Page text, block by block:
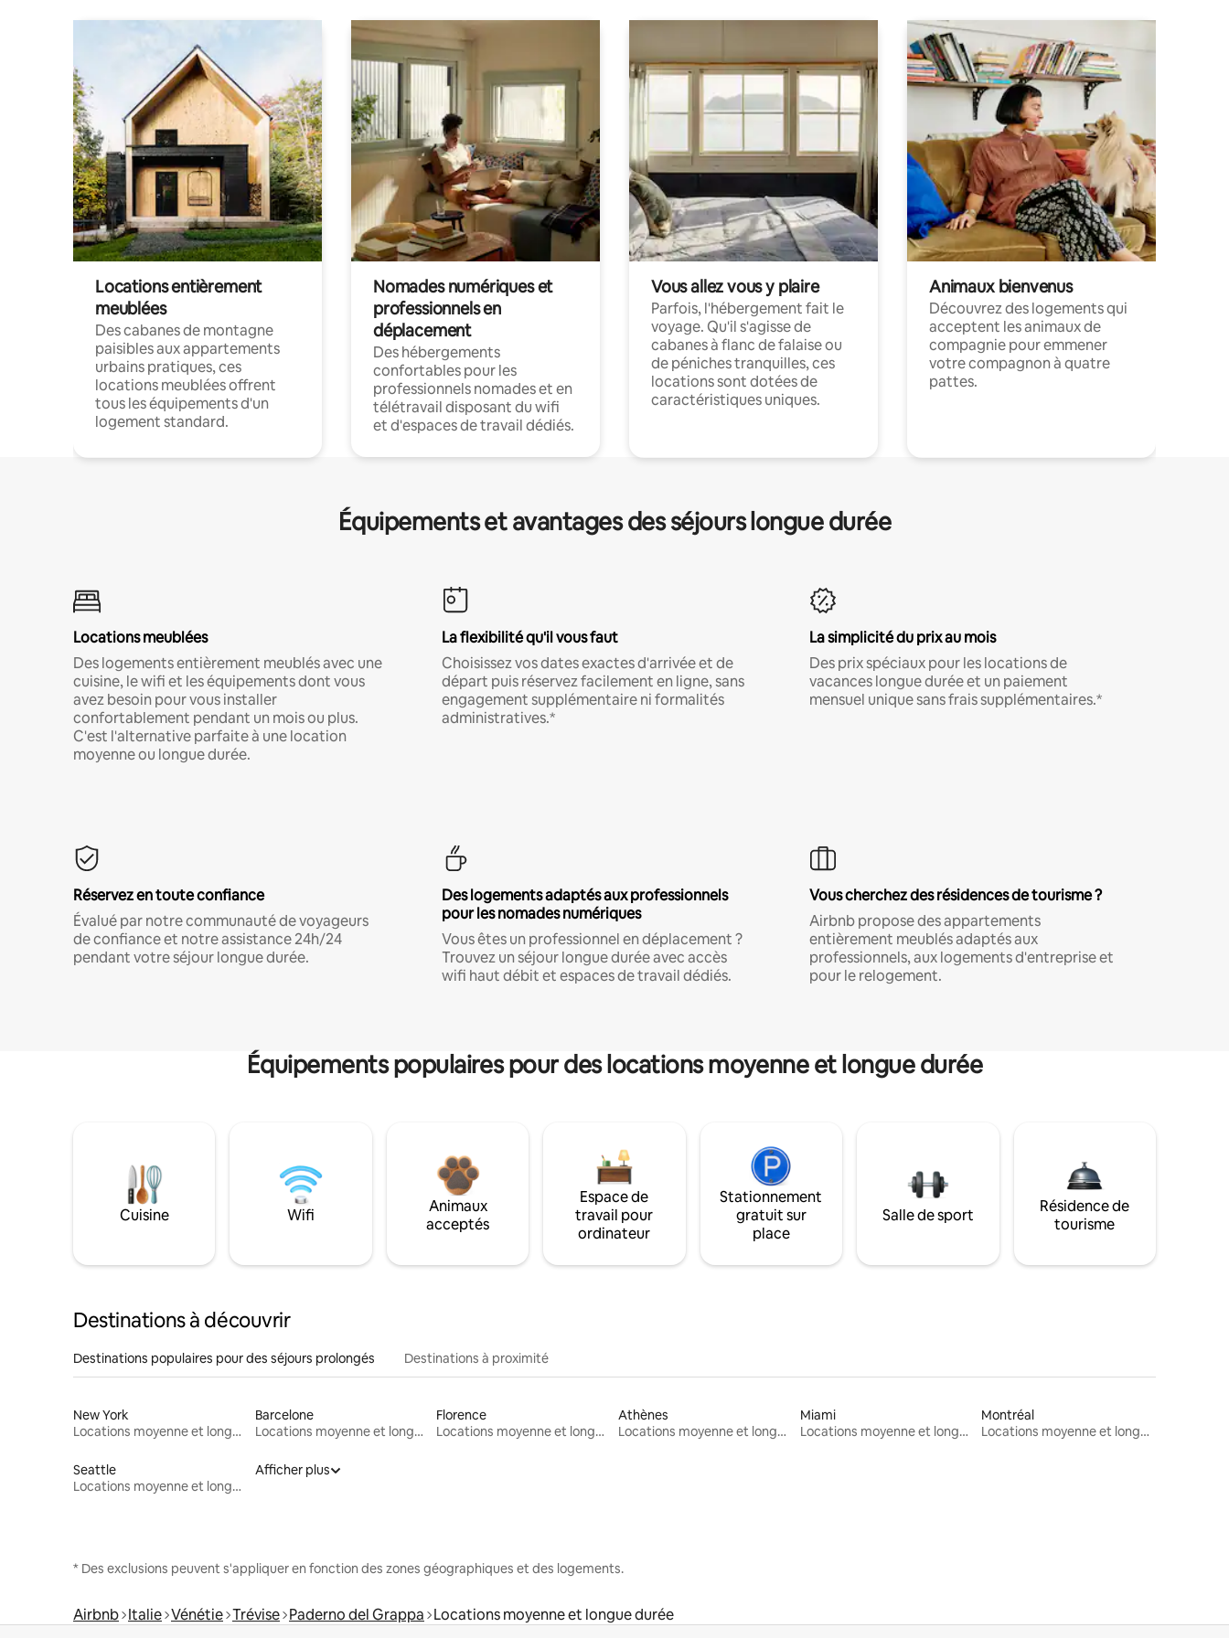
Locations entièrement
meublées
Des cabanes de montagne
paisibles aux appartements
urbains pratiques, ces
locations meublées offrent
tous les équipements d'un
logement standard.
Nomades numériques et
professionnels en
déplacement
Des hébergements
confortables pour les
professionnels nomades et en
télétravail disposant du wifi
et d'espaces de travail dédiés.
Vous allez vous y plaire
Parfois, l'hébergement fait le
voyage. Qu'il s'agisse de
cabanes à flanc de falaise ou
de péniches tranquilles, ces
locations sont dotées de
caractéristiques uniques.
Animaux bienvenus
Découvrez des logements qui
acceptent les animaux de
compagnie pour emmener
votre compagnon à quatre
pattes.
Équipements et avantages des séjours longue durée
Locations meublées
Des logements entièrement meublés avec une
cuisine, le wifi et les équipements dont vous
avez besoin pour vous installer
confortablement pendant un mois ou plus.
C'est l'alternative parfaite à une location
moyenne ou longue durée.
La flexibilité qu'il vous faut
Choisissez vos dates exactes d'arrivée et de
départ puis réservez facilement en ligne, sans
engagement supplémentaire ni formalités
administratives.*
La simplicité du prix au mois
Des prix spéciaux pour les locations de
vacances longue durée et un paiement
mensuel unique sans frais supplémentaires.*
Réservez en toute confiance
Évalué par notre communauté de voyageurs
de confiance et notre assistance 24h/24
pendant votre séjour longue durée.
Des logements adaptés aux professionnels
pour les nomades numériques
Vous êtes un professionnel en déplacement ?
Trouvez un séjour longue durée avec accès
wifi haut débit et espaces de travail dédiés.
Vous cherchez des résidences de tourisme ?
Airbnb propose des appartements
entièrement meublés adaptés aux
professionnels, aux logements d'entreprise et
pour le relogement.
Équipements populaires pour des locations moyenne et longue durée
Cuisine Wifi
Animaux
acceptés
Espace de
travail pour
ordinateur
Stationnement
gratuit sur
place
Salle de sport
Résidence de
tourisme
Destinations à découvrir
Destinations populaires pour des séjours prolongés Destinations à proximité
New York
Locations moyenne et longue durée
Barcelone
Locations moyenne et longue durée
Florence
Locations moyenne et longue durée
Athènes
Locations moyenne et longue durée
Miami
Locations moyenne et longue durée
Montréal
Locations moyenne et longue durée
Seattle
Locations moyenne et longue durée
Afficher plus
* Des exclusions peuvent s'appliquer en fonction des zones géographiques et des logements.
Airbnb Italie Vénétie Trévise Paderno del Grappa Locations moyenne et longue durée